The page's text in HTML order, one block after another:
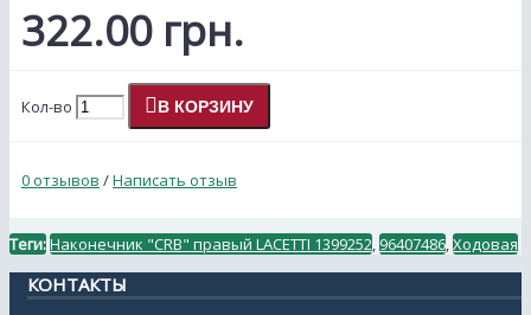
322.00 грн.
Кол-во В КОРЗИНУ
0 отзывов /Написать отзыв
Теги:Наконечник "CRB" правый LACETTI 1399252 96407486 Ходовая
КОНТАКТЫ